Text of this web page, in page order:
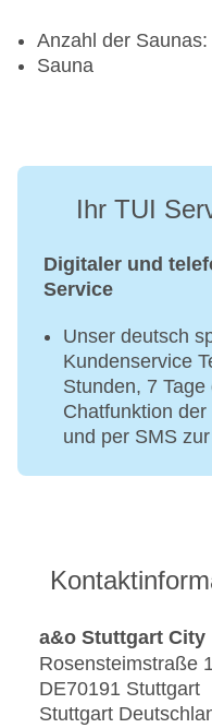
Anzahl der Saunas:
Sauna
Ihr TUI
Digitaler und
Service
Unser deutsch
Kundenservice
Stunden, 7
Chatfunktion
und per SMS
a&o Stuttgart City
Rosensteimstraße
DE70191 Stuttgart
Stuttgart